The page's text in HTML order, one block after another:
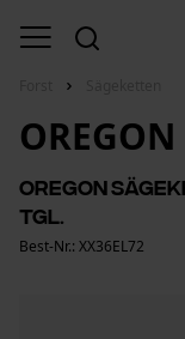
OREGON
Oregon
Tgl.
Best-Nr.: XX36EL72